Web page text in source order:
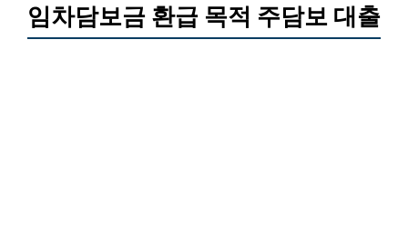
임차담보금 환급 목적 주담보 대출